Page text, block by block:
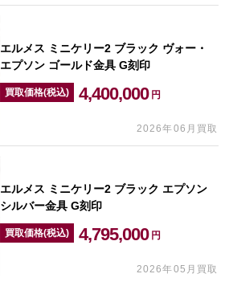
エルメス ミニケリー2 ブラック ヴォー・
エプソン ゴールド金具 G刻印
買取価格(税込) 4,400,000 円
2026年06月買取
エルメス ミニケリー2 ブラック エプソン
シルバー金具 G刻印
買取価格(税込) 4,795,000 円
2026年05月買取